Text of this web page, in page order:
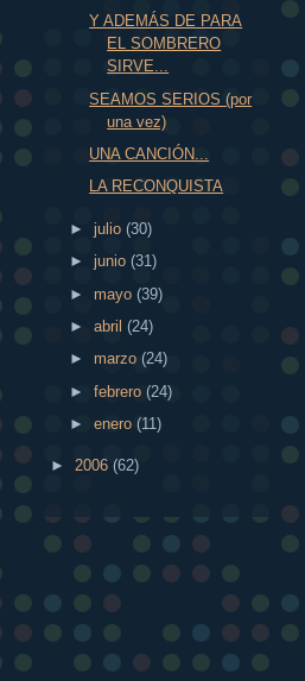
Y ADEMÁS DE PARA
EL SOMBRERO
SIRVE...
SEAMOS SERIOS (por
una vez)
UNA CANCIÓN...
LA RECONQUISTA
► julio (30)
► junio (31)
► mayo (39)
► abril (24)
► marzo (24)
► febrero (24)
► enero (11)
► 2006 (62)